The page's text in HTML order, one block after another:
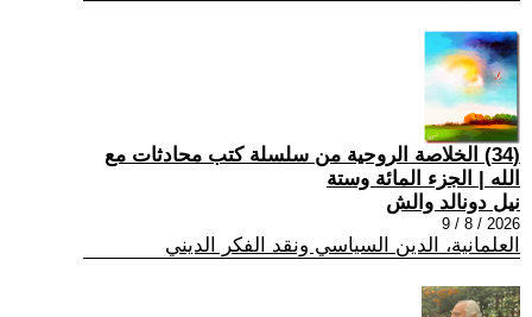
(34) الخلاصة الروحية من سلسلة كتب محادثات مع
الله | الجزء المائة وستة
نيل دونالد والش
2026 / 8 / 9
العلمانية، الدين السياسي ونقد الفكر الديني